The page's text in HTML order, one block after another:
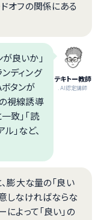
オフの関係にある
テキトー教師
.AI認定講師
良いか」
ディング
タンが
の視線誘導
致」「読
」など、
膨大な量の「良い
しなければならな
によって「良い」の